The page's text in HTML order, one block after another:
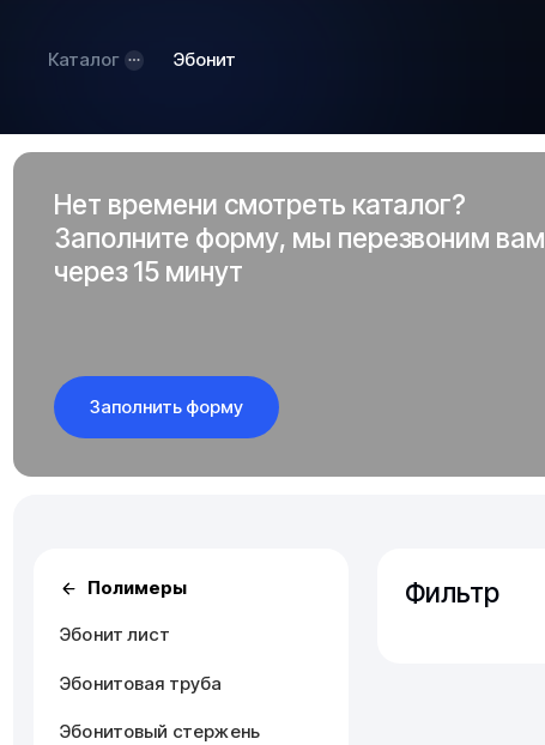
Каталог Эбонит
Нет времени смотреть каталог?
Заполните форму, мы перезвоним вам
через 15 минут
Заполнить форму
Полимеры
Эбонит лист
Эбонитовая труба
Эбонитовый стержень
Фильтр